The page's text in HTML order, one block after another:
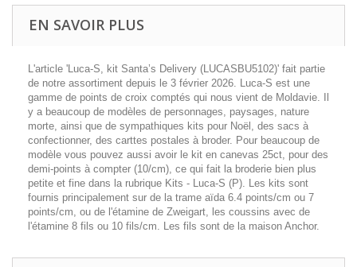
EN SAVOIR PLUS
L'article 'Luca-S, kit Santa’s Delivery (LUCASBU5102)' fait partie
de notre assortiment depuis le 3 février 2026. Luca-S est une
gamme de points de croix comptés qui nous vient de Moldavie. Il
y a beaucoup de modèles de personnages, paysages, nature
morte, ainsi que de sympathiques kits pour Noël, des sacs à
confectionner, des carttes postales à broder. Pour beaucoup de
modèle vous pouvez aussi avoir le kit en canevas 25ct, pour des
demi-points à compter (10/cm), ce qui fait la broderie bien plus
petite et fine dans la rubrique Kits - Luca-S (P). Les kits sont
fournis principalement sur de la trame aïda 6.4 points/cm ou 7
points/cm, ou de l'étamine de Zweigart, les coussins avec de
l'étamine 8 fils ou 10 fils/cm. Les fils sont de la maison Anchor.